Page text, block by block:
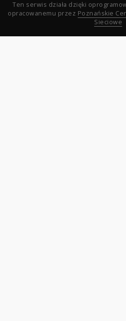
Ten serwis działa dzięki
opracowanemu przez Poznańskie
Sieciowe